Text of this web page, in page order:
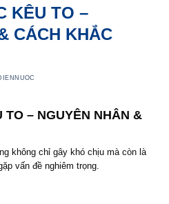
KÊU TO –
CÁCH KHẮC
– NGUYÊN NHÂN &
không chỉ gây khó chịu mà còn là
vấn đề nghiêm trọng.